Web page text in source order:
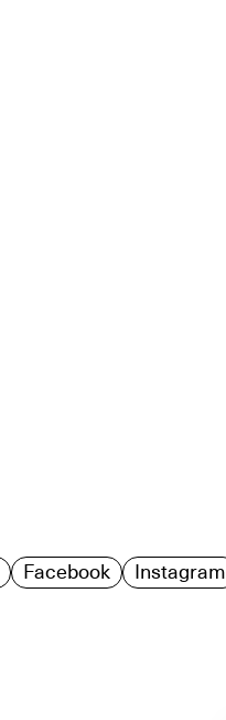
Facebook Instagram